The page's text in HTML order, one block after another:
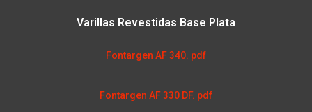
Varillas Revestidas Base Plata
Fontargen AF 340. pdf
Fontargen AF 330 DF. pdf